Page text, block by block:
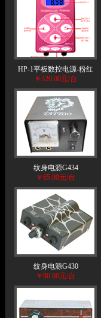
HP-1平板数控电源-粉红
￥320.00元/台
纹身电源G434
￥65.00元/台
纹身电源G430
￥90.00元/台